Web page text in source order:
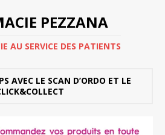
PEZZANA
AU SERVICE DES PATIENTS
AVEC LE SCAN D’ORDO ET LE